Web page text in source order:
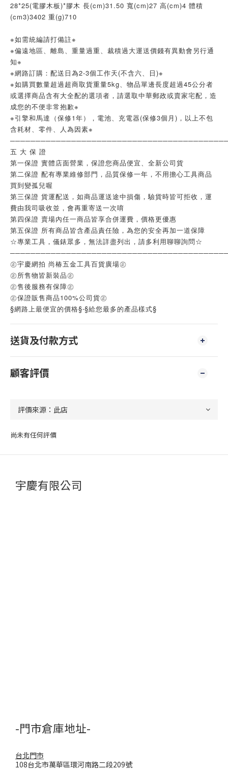
28*25(電膠木板)*膠木 長(cm)31.50 寬(cm)27 高(cm)4 體積
(cm3)3402 重(g)710
※如需統編請打備註※
※偏遠地區、離島、重量過重、裁積過大運送價錢有異動會另行通
知※
※網路訂購：配送日為2-3個工作天(不含六、日)※
※如購買數量超過超商取貨重量5kg、物品單邊長度超過45公分者
或選擇商品含有大全配的選項者，請選取中華郵政或賣家宅配，造
成您的不便非常抱歉※
※引擎和馬達（保修1年），電池、充電器(保修3個月)，以上不包
含耗材、零件、人為因素※
五 大 保 證
第一保證 實體店面營業，保證您商品便宜、全新公司貨
第二保證 配有專業維修部門，品質保修一年，不用擔心工具商品
買到變孤兒喔
第三保證 貨運配送，如商品運送途中損傷，驗貨時皆可拒收，運
費由我司吸收並，會再重寄送一次唷
第四保證 賣場內任一商品皆享合併運費，價格更優惠
第五保證 所有商品皆含產品責任險，為您的安全再加一道保障
☆專業工具，儀錶眾多，無法詳盡列出，請多利用聊聊詢問☆
㊣宇慶網拍 尚椿五金工具百貨廣場㊣
㊣所售物皆新裝品㊣
㊣售後服務有保障㊣
㊣保證販售商品100%公司貨㊣
§網路上最便宜的價格§‧§給您最多的產品樣式§
送貨及付款方式
顧客評價
尚未有任何評價
宇慶有限公司
-門市倉庫地址-
台北門市
108台北市萬華區環河南路二段209號